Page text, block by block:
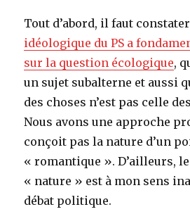
Tout d’abord, il faut
idéologique du PS a
sur la question écologique,
un sujet subalterne et aussi
des choses n’est pas celle
Nous avons une approche
conçoit pas la nature d’un
« romantique ». D’ailleurs,
« nature » est à mon sens
débat politique.